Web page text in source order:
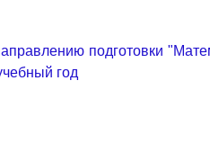
подготовки
год